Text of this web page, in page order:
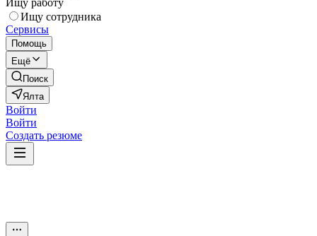
Ищу работу
Ищу сотрудника
Сервисы
Помощь
Ещё
Поиск
Ялта
Войти
Войти
Создать резюме